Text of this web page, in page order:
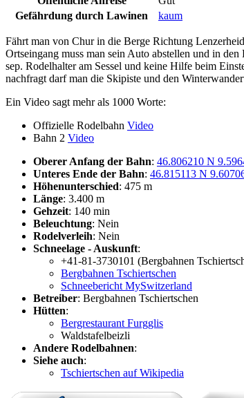
Gefährdung durch Lawinen
kaum
Fährt man von Chur in die Berge Richtung
Ortseingang muss man sein Auto abstellen und in
sep. Rodelhalter am Sessel und keine Hilfe beim
nachfragt darf man die Skipiste und den
Ein Video sagt mehr als 1000 Worte:
Offizielle Rodelbahn Video
Bahn 2 Video
Oberer Anfang der Bahn: 46.806210 N
Unteres Ende der Bahn: 46.815113 N
Höhenunterschied: 475 m
Länge: 3.400 m
Gehzeit: 140 min
Beleuchtung: Nein
Rodelverleih: Nein
Schneelage - Auskunft:
+41-81-3730101 (Bergbahnen
Bergbahnen Tschiertschen
Schneebericht MySwitzerland
Betreiber: Bergbahnen Tschiertschen
Hütten:
Bergrestaurant Furgglis
Waldstafelbeizli
Andere Rodelbahnen:
Siehe auch:
Tschiertschen auf Wikipedia